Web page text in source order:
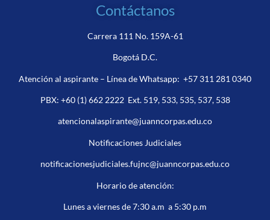
Contáctanos
Carrera 111 No. 159A-61
Bogotá D.C.
Atención al aspirante – Línea de Whatsapp: +57 311 281 0340
PBX: +60 (1) 662 2222Ext. 519, 533, 535, 537, 538
atencionalaspirante@juanncorpas.edu.co
Notificaciones Judiciales
notificacionesjudiciales.fujnc@juanncorpas.edu.co
Horario de atención:
Lunes a viernes de 7:30 a.m a 5:30 p.m